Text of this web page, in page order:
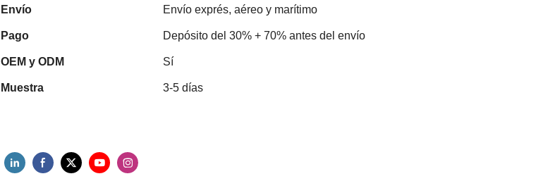
Envío Envío exprés, aéreo y marítimo
Pago Depósito del 30% + 70% antes del envío
OEM y ODM Sí
Muestra 3-5 días